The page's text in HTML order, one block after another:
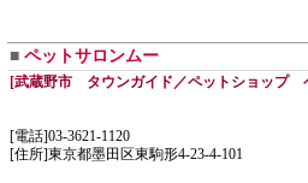
■ ペットサロンムー
[武蔵野市 タウンガイド／ペットショップ
[電話]03-3621-1120
[住所]東京都墨田区東駒形4-23-4-101